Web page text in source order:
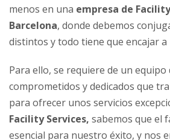
menos en una empresa de
Barcelona, donde debemos
distintos y todo tiene que encajar a
Para ello, se requiere de un
comprometidos y dedicados que
para ofrecer unos servicios
Facility Services, sabemos que el
esencial para nuestro éxito, y nos